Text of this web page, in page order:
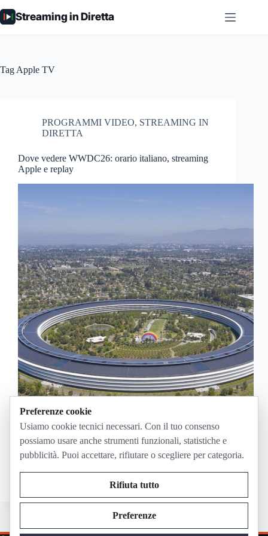
al
contenuto
Streaming in Diretta
Tag Apple TV
PROGRAMMI VIDEO, STREAMING IN
DIRETTA
Dove vedere WWDC26: orario italiano, streaming
Apple e replay
La WWDC26 si guarda lunedì 8 giugno 2026 in
streaming ufficiale: il keynote Apple parte alle 19:00
ora italiana, mentre la Platforms State of the Union è
prevista alle 22:00. La diretta sarà disponibile su
Preferenze cookie
Usiamo cookie tecnici necessari. Con il tuo consenso
possiamo usare anche strumenti funzionali, statistiche e
pubblicità. Puoi accettare, rifiutare o scegliere per categoria.
Rifiuta tutto
Preferenze